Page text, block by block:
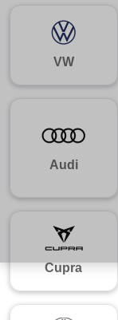
VW
Audi
Cupra